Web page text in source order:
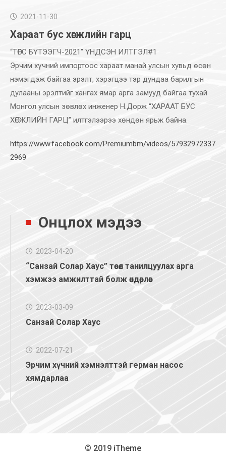
2021-11-30
Хараат бус хөгжлийн гарц
“ТӨГС БҮТЭЭГЧ-2021” ҮНДСЭН ИЛТГЭЛ#1
Эрчим хүчний импортоос хараат манай улсын хувьд өсөн
нэмэгдэж байгаа эрэлт, хэрэгцээ тэр дундаа барилгын
дулааны эрэлтийг хангах ямар арга замууд байгаа тухай
Монгол улсын зөвлөх инженер Н.Дорж “ХАРААТ БУС
ХӨГЖЛИЙН ГАРЦ” илтгэлээрээ хөндөн ярьж байна.
https://www.facebook.com/Premiumbm/videos/57932972337
2969
Онцлох мэдээ
2023-04-20
“Санзай Солар Хаус” төсөл танилцуулах арга
хэмжээ амжилттай болж өндөрлөв
2023-03-09
Санзай Солар Хаус
2022-07-21
Эрчим хүчний хэмнэлттэй герман насос
хямдарлаа
© 2019 iTheme